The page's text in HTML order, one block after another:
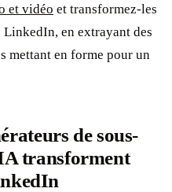
et vidéo et transformez-les
en extrayant des
mettant en forme pour un
de sous-
transforment